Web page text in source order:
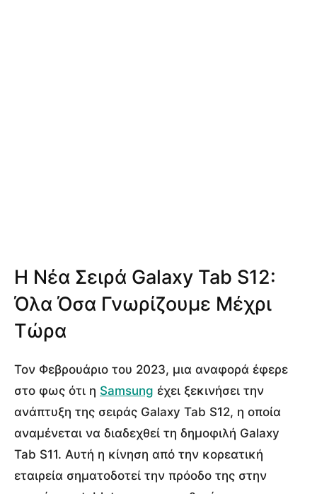
Η Νέα Σειρά Galaxy Tab S12:
Όλα Όσα Γνωρίζουμε Μέχρι
Τώρα
Τον Φεβρουάριο του 2023, μια αναφορά έφερε
στο φως ότι η Samsung έχει ξεκινήσει την
ανάπτυξη της σειράς Galaxy Tab S12, η οποία
αναμένεται να διαδεχθεί τη δημοφιλή Galaxy
Tab S11. Αυτή η κίνηση από την κορεατική
εταιρεία σηματοδοτεί την πρόοδο της στην